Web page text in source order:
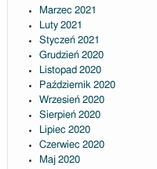
Marzec 2021
Luty 2021
Styczeń 2021
Grudzień 2020
Listopad 2020
Październik 2020
Wrzesień 2020
Sierpień 2020
Lipiec 2020
Czerwiec 2020
Maj 2020